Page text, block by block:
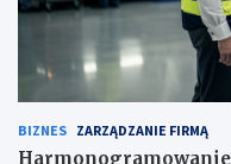
BIZNES ZARZĄDZANIE FIRMĄ